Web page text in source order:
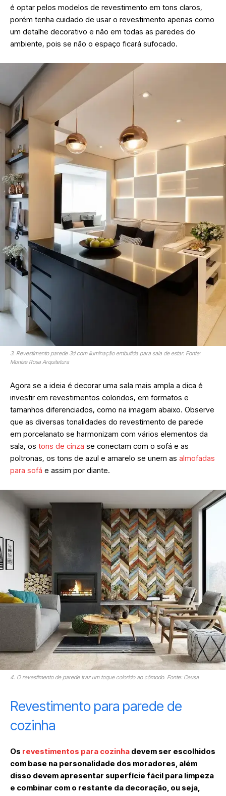
é optar pelos modelos de revestimento em tons claros,
porém tenha cuidado de usar o revestimento apenas como
um detalhe decorativo e não em todas as paredes do
ambiente, pois se não o espaço ficará sufocado.
3. Revestimento parede 3d com iluminação embutida para sala de estar. Fonte:
Monise Rosa Arquitetura
Agora se a ideia é decorar uma sala mais ampla a dica é
investir em revestimentos coloridos, em formatos e
tamanhos diferenciados, como na imagem abaixo. Observe
que as diversas tonalidades do revestimento de parede
em porcelanato se harmonizam com vários elementos da
sala, os tons de cinza se conectam com o sofá e as
poltronas, os tons de azul e amarelo se unem as almofadas
para sofá e assim por diante.
4. O revestimento de parede traz um toque colorido ao cômodo. Fonte: Ceusa
Revestimento para parede de
cozinha
Os revestimentos para cozinha devem ser escolhidos
com base na personalidade dos moradores, além
disso devem apresentar superfície fácil para limpeza
e combinar com o restante da decoração, ou seja,